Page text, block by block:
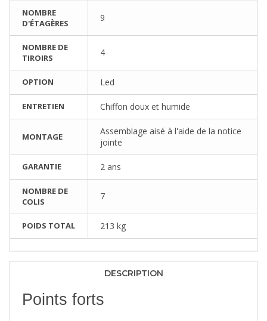
NOMBRE
D'ÉTAGÈRES
9
NOMBRE DE
TIROIRS
4
OPTION Led
ENTRETIEN Chiffon doux et humide
MONTAGE
Assemblage aisé à l'aide de la notice
jointe
GARANTIE 2 ans
NOMBRE DE
COLIS
7
POIDS TOTAL 213 kg
DESCRIPTION
Points forts